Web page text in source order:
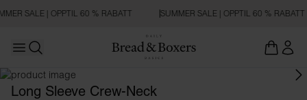
SALE | OPPTIL 60 % RABATT SUMMER SALE | OPPTIL 60 % RABATT
Open main menu
Long Sleeve Crew-Neck